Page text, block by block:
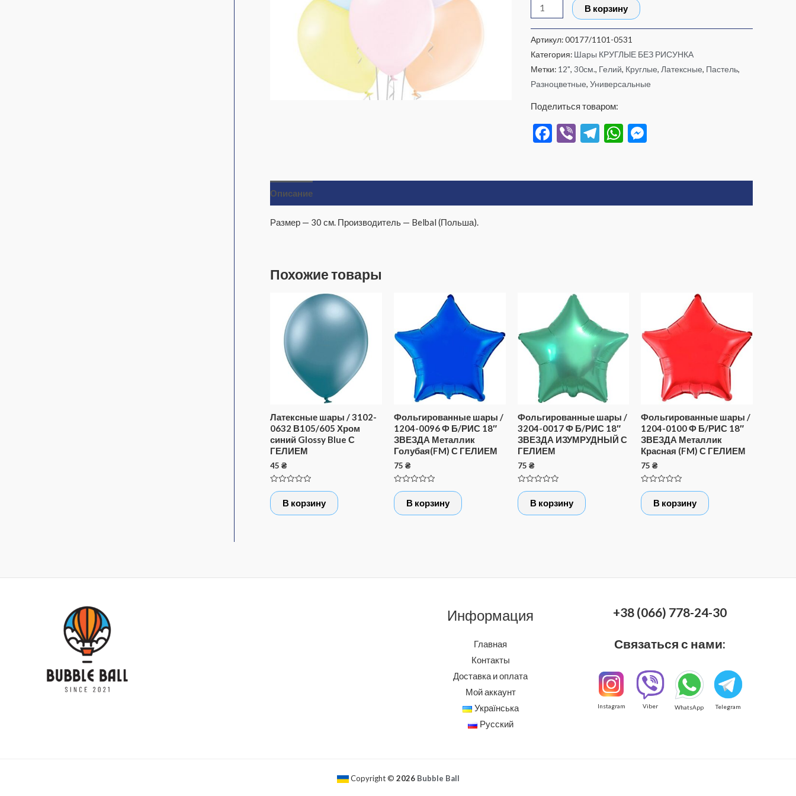
АССОРТИ
МАКАРУН
С
ГЕЛИЕМ
В корзину
Артикул:00177/1101-0531
Категория: Шары КРУГЛЫЕ БЕЗ РИСУНКА
Метки: 12",30см., Гелий, Круглые,Латексные, Пастель,
Разноцветные,Универсальные
Поделиться товаром:
Facebook
ViberTelegram
WhatsApp
Описание
Размер — 30 см. Производитель — Belbal (Польша).
Похожие товары
Латексные шары / 3102-
0632 В105/605 Хром
синий Glossy Blue С
ГЕЛИЕМ
45 ₴
Оценка
0
5
В корзину
Фольгированные шары /
1204-0096 Ф Б/РИС 18″
ЗВЕЗДА Металлик
Голубая(FM) С ГЕЛИЕМ
75 ₴
Оценка
0
5
В корзину
Фольгированные шары /
3204-0017 Ф Б/РИС 18″
ЗВЕЗДА ИЗУМРУДНЫЙ С
ГЕЛИЕМ
75 ₴
Оценка
0
5
В корзину
Фольгированные шары /
1204-0100 Ф Б/РИС 18″
ЗВЕЗДА Металлик
Красная (FM) С ГЕЛИЕМ
75₴
Оценка
0
5
В корзину
Информация
Главная
Контакты
Доставка и оплата
Мой аккаунт
Українська
Русский
+38 (066) 778-24-30
Связаться с нами:
Instagram Viber WhatsApp Telegram
Copyright © 2026 Bubble Ball